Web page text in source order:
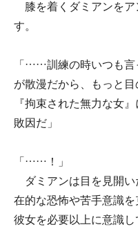
膝を着くダミアンをア
す。
「……訓練の時いつも言
が散漫だから、もっと目
『拘束された無力な女
敗因だ」
「……！」
ダミアンは目を見開い
在的な恐怖や苦手意識を
彼女を必要以上に意識